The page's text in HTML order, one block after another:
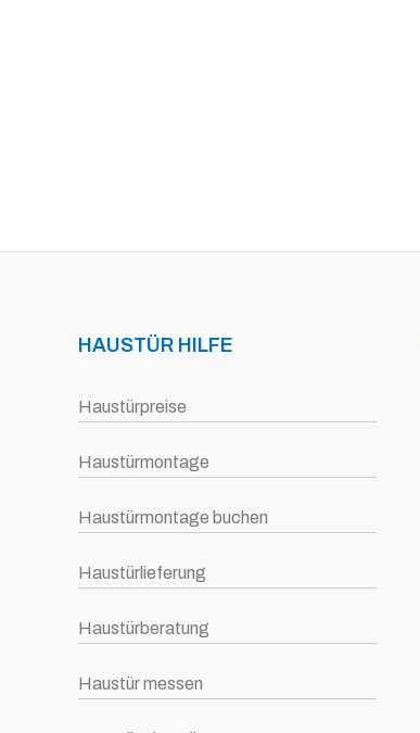
HAUSTÜR HILFE
Haustürpreise
Haustürmontage
Haustürmontage buchen
Haustürlieferung
Haustürberatung
Haustür messen